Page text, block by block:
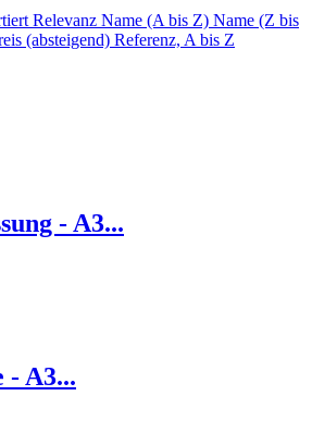
Relevanz Name (A bis Z) Name (Z bis
(absteigend) Referenz, A bis Z
- A3...
- A3...